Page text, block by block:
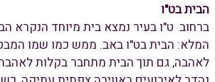
הבית בט"ו
ברחוב ט"ו בעיר נמצא בית מיוחד הנקרא
המלא: הבית בט"ו באב. ממש כמו שמו
לאהבה, גם תוך הבית מתחבר בקלות